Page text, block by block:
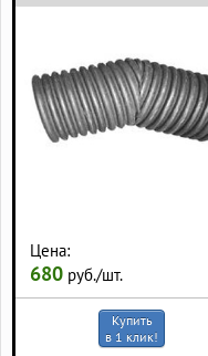
Цена:
680 руб./шт.
Купить
в 1 клик!